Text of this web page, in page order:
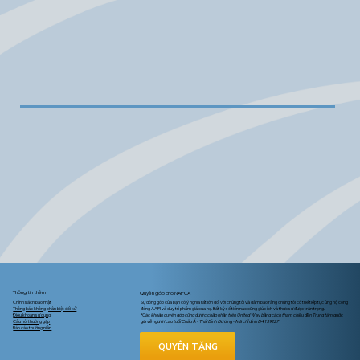
Thông tin thêm
Chính sách bảo mật
Thông báo không phân biệt đối xử
Điều khoản sử dụng
Câu hỏi thường gặp
Báo cáo thường niên
Quyên góp cho NAPCA
Sự đóng góp của bạn có ý nghĩa rất lớn đối với chúng tôi và đảm bảo rằng chúng tôi có thể tiếp tục ủng hộ cộng
đồng AAPI và duy trì phẩm giá của họ. Bất kỳ số tiền nào cũng giúp ích và thực sự được trân trọng.
*Các khoản quyên góp cũng được chấp nhận trên United Way bằng cách tham chiếu đến Trung tâm quốc
gia về người cao tuổi Châu Á - Thái Bình Dương - Mã chỉ định D4139227
QUYÊN TẶNG